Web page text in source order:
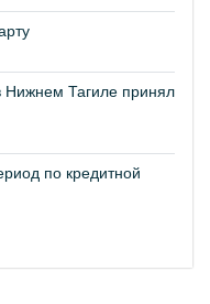
Нижнем Тагиле принял
по кредитной